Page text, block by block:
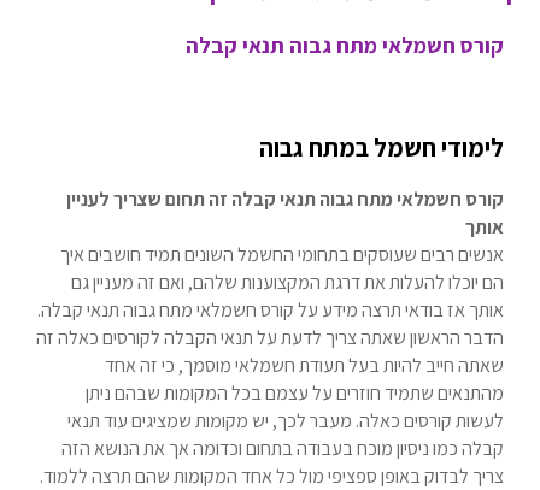
קורס חשמלאי מתח גבוה תנאי קבלה
לימודי חשמל במתח גבוה
קורס חשמלאי מתח גבוה תנאי קבלה זה תחום שצריך לעניין
אותך
אנשים רבים שעוסקים בתחומי החשמל השונים תמיד חושבים איך
הם יוכלו להעלות את דרגת המקצוענות שלהם, ואם זה מעניין גם
אותך אז בודאי תרצה מידע על קורס חשמלאי מתח גבוה תנאי קבלה.
הדבר הראשון שאתה צריך לדעת על תנאי הקבלה לקורסים כאלה זה
שאתה חייב להיות בעל תעודת חשמלאי מוסמך, כי זה אחד
מהתנאים שתמיד חוזרים על עצמם בכל המקומות שבהם ניתן
לעשות קורסים כאלה. מעבר לכך, יש מקומות שמציגים עוד תנאי
קבלה כמו ניסיון מוכח בעבודה בתחום וכדומה אך את הנושא הזה
צריך לבדוק באופן ספציפי מול כל אחד המקומות שהם תרצה ללמוד.